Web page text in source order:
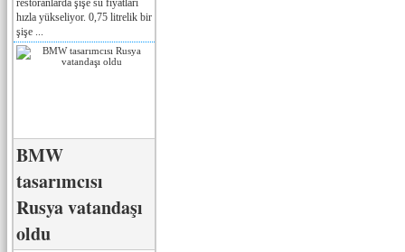
hızla yükseliyor. 0,75 litrelik bir
şişe ...
BMW
tasarımcısı
Rusya vatandaşı
oldu